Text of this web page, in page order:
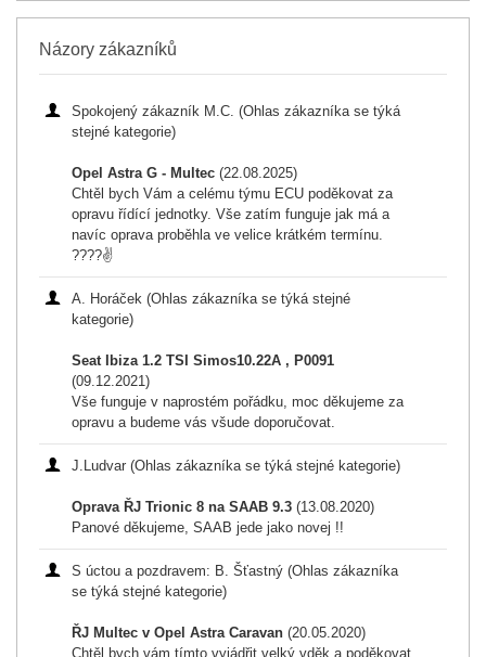
Názory zákazníků
Spokojený zákazník M.C. (Ohlas zákazníka se týká
stejné kategorie)
Opel Astra G - Multec (22.08.2025)
Chtěl bych Vám a celému týmu ECU poděkovat za
opravu řídící jednotky. Vše zatím funguje jak má a
navíc oprava proběhla ve velice krátkém termínu.
????✌️
A. Horáček (Ohlas zákazníka se týká stejné
kategorie)
Seat Ibiza 1.2 TSI Simos10.22A , P0091
(09.12.2021)
Vše funguje v naprostém pořádku, moc děkujeme za
opravu a budeme vás všude doporučovat.
J.Ludvar (Ohlas zákazníka se týká stejné kategorie)
Oprava ŘJ Trionic 8 na SAAB 9.3 (13.08.2020)
Panové děkujeme, SAAB jede jako novej !!
S úctou a pozdravem: B. Šťastný (Ohlas zákazníka
se týká stejné kategorie)
ŘJ Multec v Opel Astra Caravan (20.05.2020)
Chtěl bych vám tímto vyjádřit velký vděk a poděkovat